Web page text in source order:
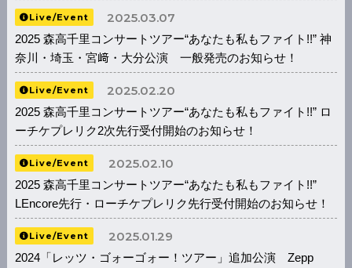
Live/Event 2025.03.07
2025 森高千里コンサートツアー“あなたも私もファイト!!” 神
奈川・埼玉・宮﨑・大分公演 一般発売のお知らせ！
Live/Event 2025.02.20
2025 森高千里コンサートツアー“あなたも私もファイト!!” ロ
ーチケプレリク2次先行受付開始のお知らせ！
Live/Event 2025.02.10
2025 森高千里コンサートツアー“あなたも私もファイト!!”
LEncore先行・ローチケプレリク先行受付開始のお知らせ！
Live/Event 2025.01.29
2024「レッツ・ゴォーゴォー！ツアー」追加公演 Zepp